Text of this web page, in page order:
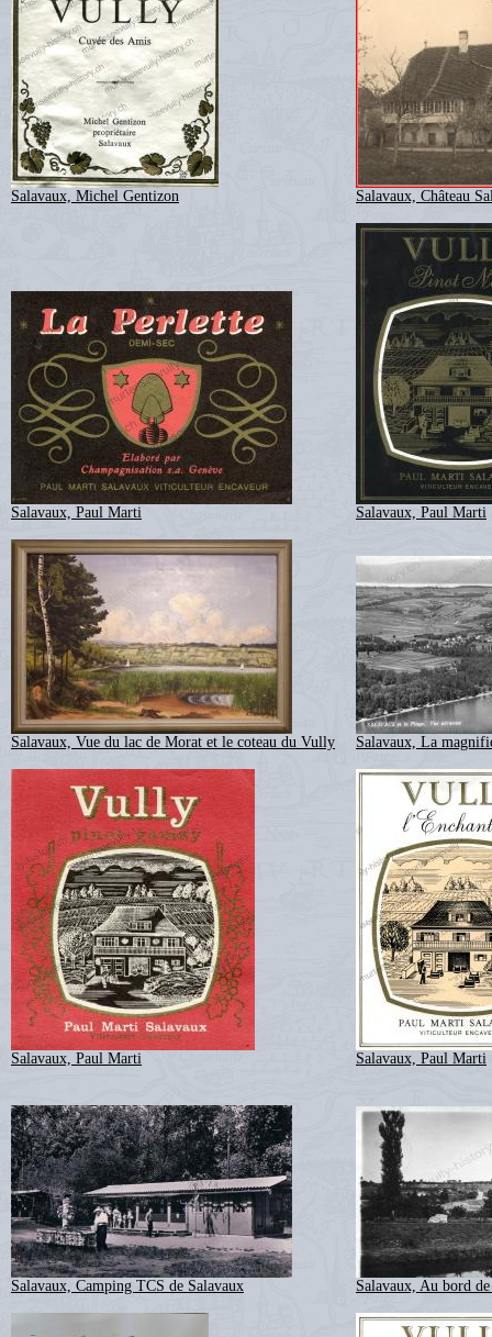
Salavaux, Michel Gentizon Salavaux, Château
Salavaux, Paul Marti Salavaux, Paul Marti
Salavaux, Vue du lac de Morat et le coteau du Vully Salavaux, La
Salavaux, Paul Marti Salavaux, Paul Marti
Salavaux, Camping TCS de Salavaux Salavaux, Au bord